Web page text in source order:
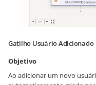
Gatilho Usuário Adicionado
Objetivo
Ao adicionar um novo